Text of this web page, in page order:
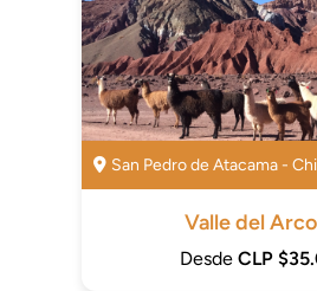
San Pedro de Atacama -
Valle del
Desde CLP